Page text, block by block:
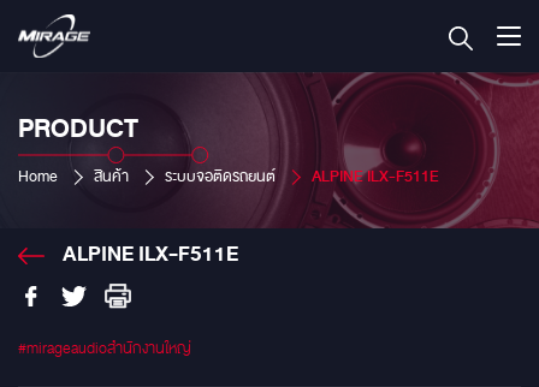
PRODUCT
Home สินค้า ระบบจอติดรถยนต์ ALPINE ILX-F511E
ALPINE ILX-F511E
#mirageaudioสำนักงานใหญ่